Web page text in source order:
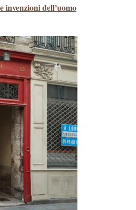
dell’uomo